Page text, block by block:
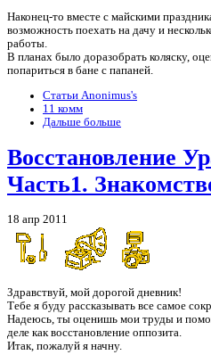
Наконец-то вместе с майскими
возможность поехать на дачу и
работы.
В планах было доразобрать коляску,
попариться в бане с папаней.
Статьи Anonimus's
11 комм
Дальше больше
Восстановление
Часть1.
18 апр 2011
Здравствуй, мой дорогой дневник!
Тебе я буду рассказывать все самое
Надеюсь, ты оценишь мои труды и
деле как восстановление оппозита.
Итак, пожалуй я начну.